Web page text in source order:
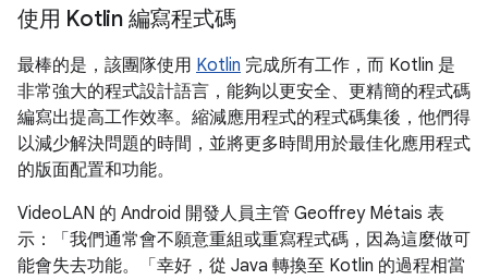
使用 Kotlin 編寫程式碼
最棒的是，該團隊使用 Kotlin 完成所有工作，而 Kotlin 是
非常強大的程式設計語言，能夠以更安全、更精簡的程式碼
編寫出提高工作效率。縮減應用程式的程式碼集後，他們得
以減少解決問題的時間，並將更多時間用於最佳化應用程式
的版面配置和功能。
VideoLAN 的 Android 開發人員主管 Geoffrey Métais 表
示：「我們通常會不願意重組或重寫程式碼，因為這麼做可
能會失去功能。「幸好，從 Java 轉換至 Kotlin 的過程相當